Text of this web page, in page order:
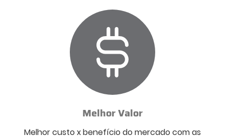
Melhor Valor
Melhor custo x benefício do mercado com as